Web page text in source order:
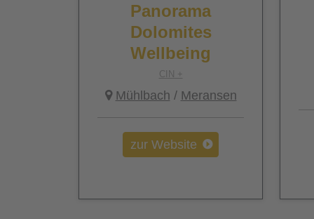
Panorama
Dolomites
Wellbeing
CIN +
Mühlbach / Meransen
zur Website